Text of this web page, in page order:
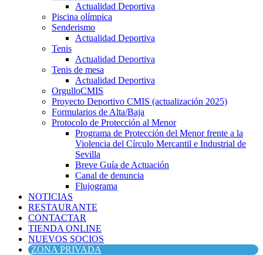
Actualidad Deportiva
Piscina olímpica
Senderismo
Actualidad Deportiva
Tenis
Actualidad Deportiva
Tenis de mesa
Actualidad Deportiva
OrgulloCMIS
Proyecto Deportivo CMIS (actualización 2025)
Formularios de Alta/Baja
Protocolo de Protección al Menor
Programa de Protección del Menor frente a la
Violencia del Círculo Mercantil e Industrial de
Sevilla
Breve Guía de Actuación
Canal de denuncia
Flujograma
NOTICIAS
RESTAURANTE
CONTACTAR
TIENDA ONLINE
NUEVOS SOCIOS
ZONA PRIVADA